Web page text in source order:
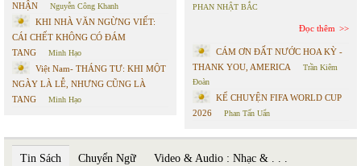
NHẬN
Nguyễn Công Khanh
KHI NHÀ VĂN NGỪNG VIẾT:
CÁI CHẾT KHÔNG CÓ ĐÁM
TANG
Minh Hạo
Việt Nam- THÁNG TƯ: KHI MỘT
NGÀY LÀ LỄ, NHƯNG CŨNG LÀ
TANG
Minh Hạo
PHAN NHẬT BẮC
Đọc thêm
CÁM ƠN ĐẤT NƯỚC HOA KỲ -
THANK YOU, AMERICA
Trần Kiêm
Đoàn
KỂ CHUYỆN FIFA WORLD CUP
2026
Phan Tấn Uẩn
Tin Sách Chuyển Ngữ Video & Audio : Nhạc & . . .